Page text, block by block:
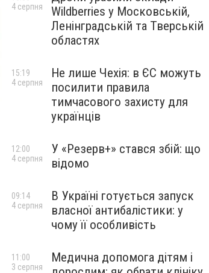
Wildberries у Московській,
Ленінградській та Тверській
областях
4 серпня
Не лише Чехія: в ЄС можуть
посилити правила
тимчасового захисту для
українців
15:19
4 серпня
У «Резерв+» стався збій: що
відомо
12:00
4 серпня
В Україні готується запуск
власної антибалістики: у
чому її особливість
09:14
4 серпня
Медична допомога дітям і
11:00
3 серпня